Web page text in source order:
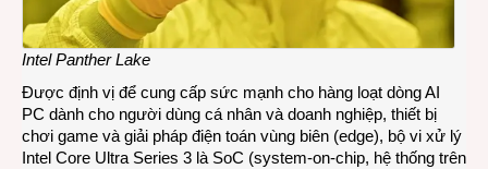
Intel Panther Lake
Được định vị để cung cấp sức mạnh cho hàng loạt dòng AI
PC dành cho người dùng cá nhân và doanh nghiệp, thiết bị
chơi game và giải pháp điện toán vùng biên (edge), bộ vi xử lý
Intel Core Ultra Series 3 là SoC (system-on-chip, hệ thống trên